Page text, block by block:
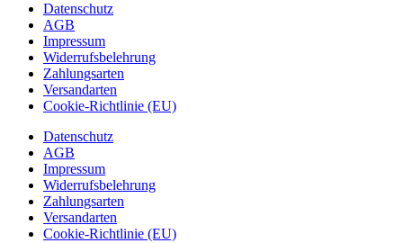
Datenschutz
AGB
Impressum
Widerrufsbelehrung
Zahlungsarten
Versandarten
Cookie-Richtlinie (EU)
Datenschutz
AGB
Impressum
Widerrufsbelehrung
Zahlungsarten
Versandarten
Cookie-Richtlinie (EU)